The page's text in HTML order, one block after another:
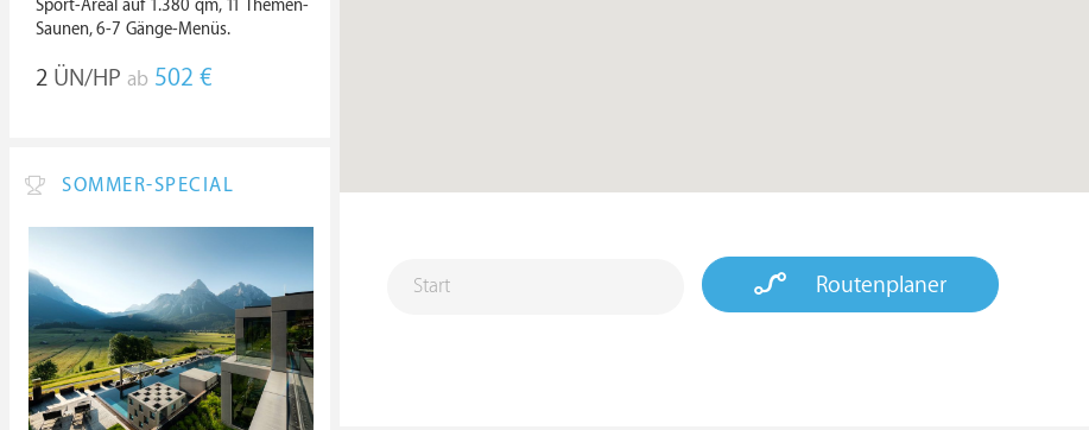
Routenplaner
Sport-Areal auf 1.380 qm, 11 Themen-
Saunen, 6-7 Gänge-Menüs.
2 ÜN/HP ab 502 €
SOMMER-SPECIAL